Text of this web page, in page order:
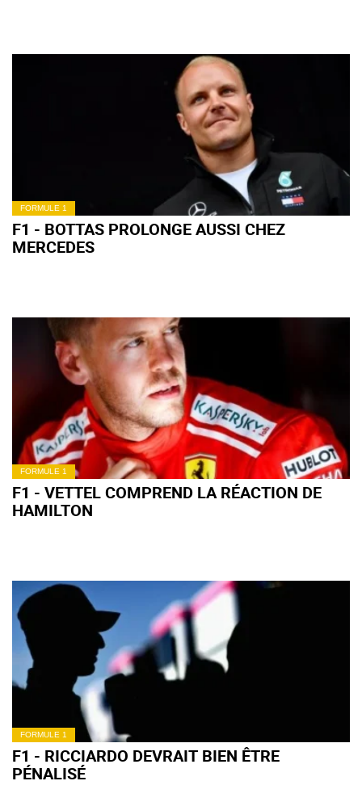
FORMULE 1
F1 - BOTTAS PROLONGE AUSSI CHEZ
MERCEDES
FORMULE 1
F1 - VETTEL COMPREND LA RÉACTION DE
HAMILTON
FORMULE 1
F1 - RICCIARDO DEVRAIT BIEN ÊTRE
PÉNALISÉ